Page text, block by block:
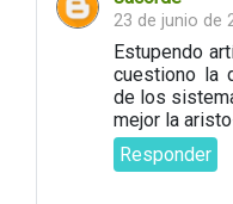
23 de junio de
Estupendo
cuestiono la
de los
mejor la
Responder